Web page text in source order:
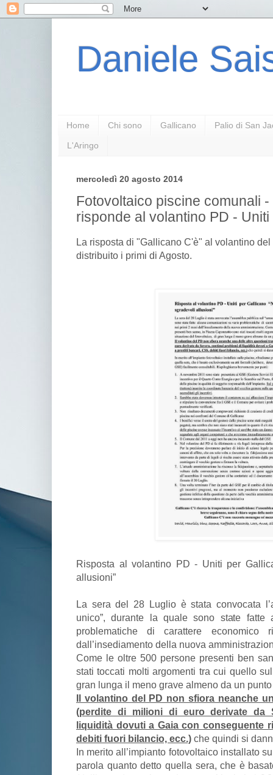
Daniele
Home Chi sono Gallicano Palio di San
L'Aringo
mercoledì 20 agosto 2014
Fotovoltaico piscine comunali
risponde al volantino PD -
La risposta di "Gallicano C'è" al volantino
distribuito i primi di Agosto.
Risposta al volantino PD - Uniti per
allusioni”
La sera del 28 Luglio è stata convocata
unico”, durante la quale sono state fatte
problematiche di carattere
dall’insediamento della nuova
Come le oltre 500 persone presenti ben
stati toccati molti argomenti tra cui quello
gran lunga il meno grave almeno da un
Il volantino del PD non sfiora neanche
(perdite di milioni di euro derivate da
liquidità dovuti a Gaia con conseguente
debiti fuori bilancio, ecc.) che quindi si
In merito all’impianto fotovoltaico installato
parola quanto detto quella sera, che è